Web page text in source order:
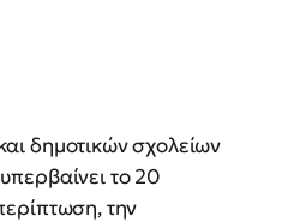
δημοτικών σχολείων
το 20
την